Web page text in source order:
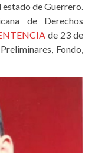
de Guerrero.
de Derechos
de 23 de
Fondo,